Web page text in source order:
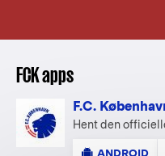
FCK apps
F.C.
Hent den
ANDROID